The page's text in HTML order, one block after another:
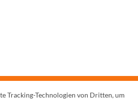
Tracking-Technologien von Dritten, um